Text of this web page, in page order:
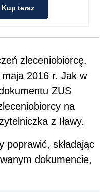
Kup teraz
zleceniobiorcę.
2016 r. Jak w
ZUS
na
z Iławy.
poprawić, składając
dokumencie,